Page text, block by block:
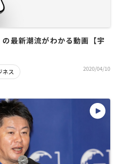
の最新潮流がわかる動画【宇
ネス 2020/04/10